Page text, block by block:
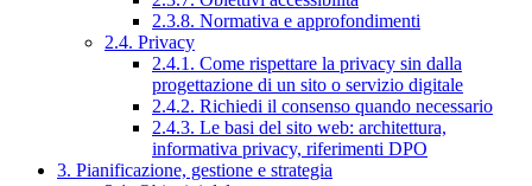
2.3.8. Normativa e approfondimenti
2.4. Privacy
2.4.1. Come rispettare la privacy sin dalla
progettazione di un sito o servizio digitale
2.4.2. Richiedi il consenso quando necessario
2.4.3. Le basi del sito web: architettura,
informativa privacy, riferimenti DPO
3. Pianificazione, gestione e strategia